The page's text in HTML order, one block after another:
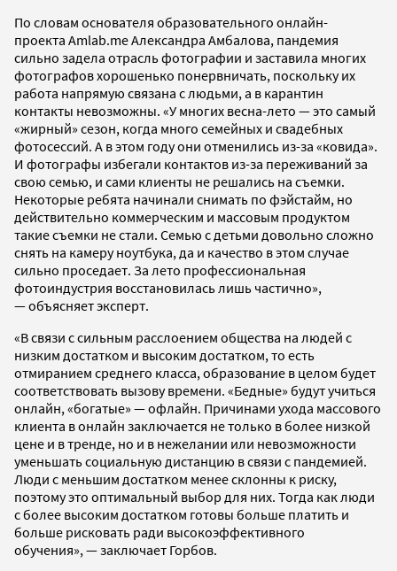
По словам основателя образовательного онлайн-
проекта Amlab.me Александра Амбалова, пандемия
сильно задела отрасль фотографии и заставила многих
фотографов хорошенько понервничать, поскольку их
работа напрямую связана с людьми, а в карантин
контакты невозможны. «У многих весна-лето — это самый
«жирный» сезон, когда много семейных и свадебных
фотосессий. А в этом году они отменились из-за «ковида».
И фотографы избегали контактов из-за переживаний за
свою семью, и сами клиенты не решались на съемки.
Некоторые ребята начинали снимать по фэйстайм, но
действительно коммерческим и массовым продуктом
такие съемки не стали. Семью с детьми довольно сложно
снять на камеру ноутбука, да и качество в этом случае
сильно проседает. За лето профессиональная
фотоиндустрия восстановилась лишь частично»,
— объясняет эксперт.
«В связи с сильным расслоением общества на людей с
низким достатком и высоким достатком, то есть
отмиранием среднего класса, образование в целом будет
соответствовать вызову времени. «Бедные» будут учиться
онлайн, «богатые» — офлайн. Причинами ухода массового
клиента в онлайн заключается не только в более низкой
цене и в тренде, но и в нежелании или невозможности
уменьшать социальную дистанцию в связи с пандемией.
Люди с меньшим достатком менее склонны к риску,
поэтому это оптимальный выбор для них. Тогда как люди
с более высоким достатком готовы больше платить и
больше рисковать ради высокоэффективного
обучения», — заключает Горбов.